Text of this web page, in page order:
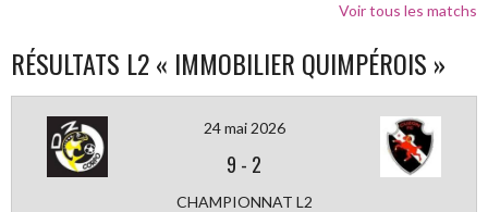
Voir tous les matchs
RÉSULTATS L2 « IMMOBILIER QUIMPÉROIS »
24 mai 2026
9 - 2
CHAMPIONNAT L2